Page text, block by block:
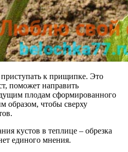
к прищипке. Это
поможет направить
плодам сформированного
образом, чтобы сверху
кустов в теплице – обрезка
единого мнения.